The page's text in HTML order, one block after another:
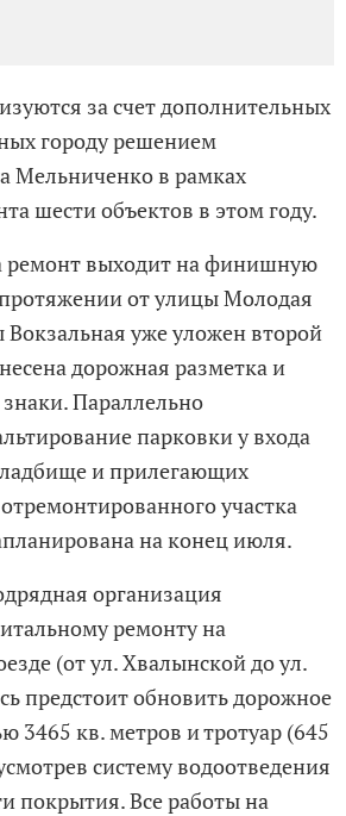
за счет дополнительных
городу решением
Мельниченко в рамках
шести объектов в этом году.
ремонт выходит на финишную
от улицы Молодая
уже уложен второй
дорожная разметка и
Параллельно
парковки у входа
и прилегающих
участка
на конец июля.
организация
ремонту на
(от ул. Хвалынской до ул.
предстоит обновить дорожное
3465 кв. метров и тротуар (645
систему водоотведения
покрытия. Все работы на